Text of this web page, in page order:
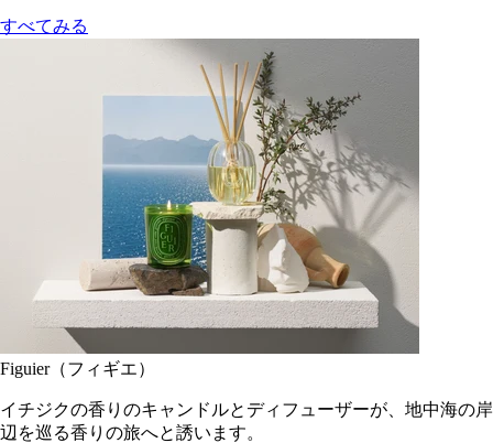
すべてみる
Figuier（フィギエ）
イチジクの香りのキャンドルとディフューザーが、地中海の岸
辺を巡る香りの旅へと誘います。